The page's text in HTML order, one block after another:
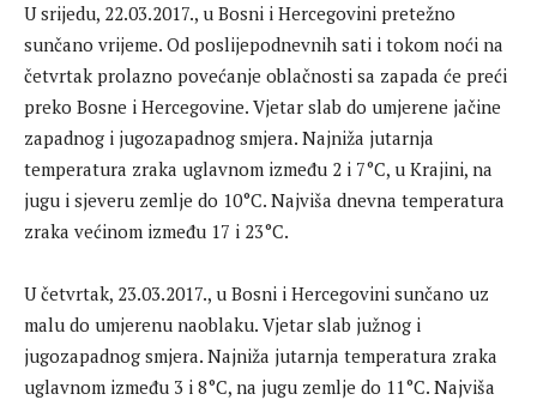
U srijedu, 22.03.2017., u Bosni i Hercegovini pretežno
sunčano vrijeme. Od poslijepodnevnih sati i tokom noći na
četvrtak prolazno povećanje oblačnosti sa zapada će preći
preko Bosne i Hercegovine. Vjetar slab do umjerene jačine
zapadnog i jugozapadnog smjera. Najniža jutarnja
temperatura zraka uglavnom između 2 i 7°C, u Krajini, na
jugu i sjeveru zemlje do 10°C. Najviša dnevna temperatura
zraka većinom između 17 i 23°C.
U četvrtak, 23.03.2017., u Bosni i Hercegovini sunčano uz
malu do umjerenu naoblaku. Vjetar slab južnog i
jugozapadnog smjera. Najniža jutarnja temperatura zraka
uglavnom između 3 i 8°C, na jugu zemlje do 11°C. Najviša